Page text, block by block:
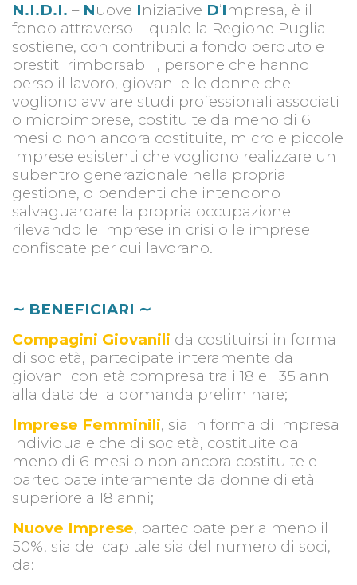
N.I.D.I. – Nuove Iniziative D‘Impresa, è il
fondo attraverso il quale la Regione Puglia
sostiene, con contributi a fondo perduto e
prestiti rimborsabili, persone che hanno
perso il lavoro, giovani e le donne che
vogliono avviare studi professionali associati
o microimprese, costituite da meno di 6
mesi o non ancora costituite, micro e piccole
imprese esistenti che vogliono realizzare un
subentro generazionale nella propria
gestione, dipendenti che intendono
salvaguardare la propria occupazione
rilevando le imprese in crisi o le imprese
confiscate per cui lavorano.
∼ BENEFICIARI ∼
Compagini Giovanili da costituirsi in forma
di società, partecipate interamente da
giovani con età compresa tra i 18 e i 35 anni
alla data della domanda preliminare;
Imprese Femminili, sia in forma di impresa
individuale che di società, costituite da
meno di 6 mesi o non ancora costituite e
partecipate interamente da donne di età
superiore a 18 anni;
Nuove Imprese, partecipate per almeno il
50%, sia del capitale sia del numero di soci,
da: